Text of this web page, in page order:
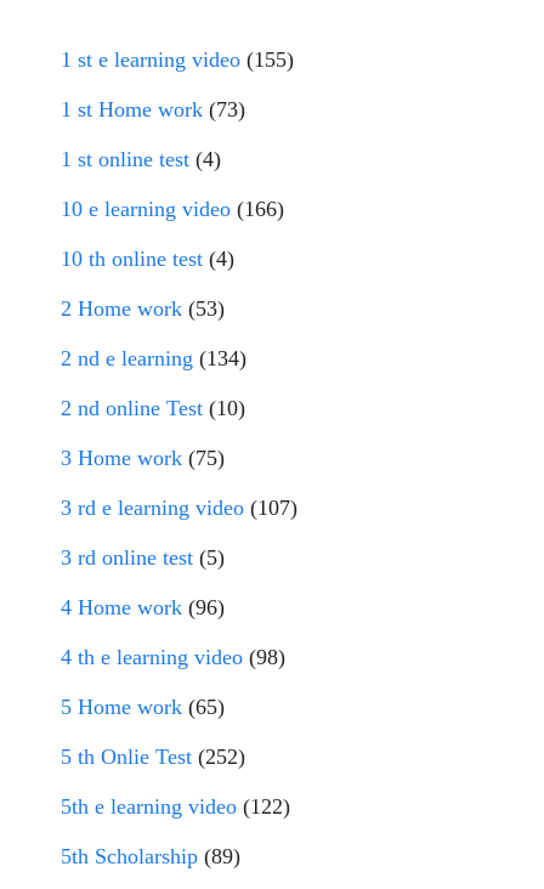
1 st e learning video (155)
1 st Home work (73)
1 st online test (4)
10 e learning video (166)
10 th online test (4)
2 Home work (53)
2 nd e learning (134)
2 nd online Test (10)
3 Home work (75)
3 rd e learning video (107)
3 rd online test (5)
4 Home work (96)
4 th e learning video (98)
5 Home work (65)
5 th Onlie Test (252)
5th e learning video (122)
5th Scholarship (89)